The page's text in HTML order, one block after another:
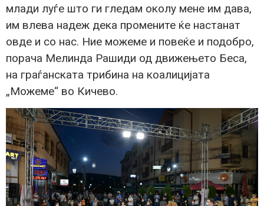
млади луѓе што ги гледам околу мене им дава,
им влева надеж дека промените ќе настанат
овде и со нас. Ние можеме и повеќе и подобро,
порача Мелинда Рашиди од движењето Беса,
на граѓанската трибина на коалицијата
„Можеме“ во Кичево.